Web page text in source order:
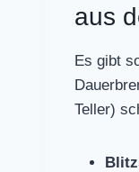
aus
Es gibt
Teller)